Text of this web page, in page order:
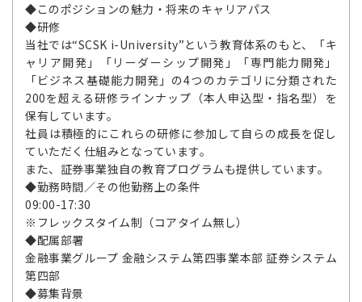
◆このポジションの魅力・将来のキャリアパス
◆研修
当社では“SCSK i-University”という教育体系のもと、「キ
ャリア開発」「リーダーシップ開発」「専門能力開発」
「ビジネス基礎能力開発」の4つのカテゴリに分類された
200を超える研修ラインナップ（本人申込型・指名型）を
保有しています。
社員は積極的にこれらの研修に参加して自らの成長を促し
ていただく仕組みとなっています。
また、証券事業独自の教育プログラムも提供しています。
◆勤務時間／その他勤務上の条件
09:00-17:30
※フレックスタイム制（コアタイム無し）
◆配属部署
金融事業グループ 金融システム第四事業本部 証券システム
第四部
◆募集背景